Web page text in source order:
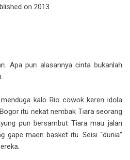
on 2013
Apa pun alasannya cinta bukanlah
kalo Rio cowok keren idola
itu nekat nembak Tiara seorang
pun bersambut Tiara mau jalan
gape maen basket itu. Seisi "dunia"